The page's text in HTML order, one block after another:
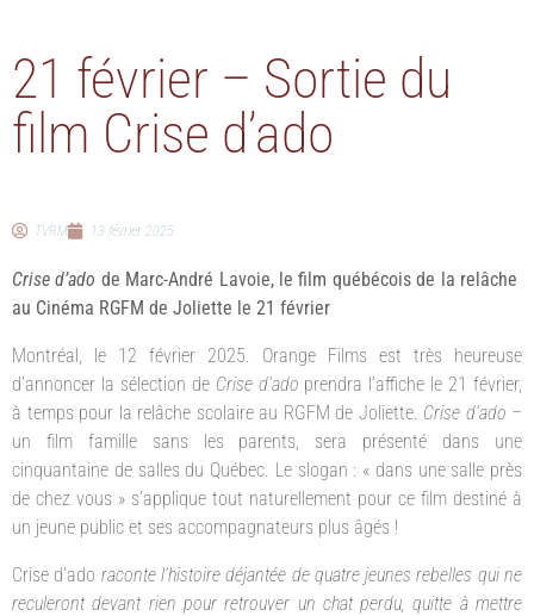
21 février – Sortie du
film Crise d’ado
TVRM 13 février 2025
Crise d’ado de Marc-André Lavoie, le film québécois de la relâche
au Cinéma RGFM de Joliette le 21 février
Montréal, le 12 février 2025. Orange Films est très heureuse
d’annoncer la sélection de Crise d’ado prendra l’affiche le 21 février,
à temps pour la relâche scolaire au RGFM de Joliette. Crise d’ado –
un film famille sans les parents, sera présenté dans une
cinquantaine de salles du Québec. Le slogan : « dans une salle près
de chez vous » s’applique tout naturellement pour ce film destiné à
un jeune public et ses accompagnateurs plus âgés !
Crise d’ado raconte l’histoire déjantée de quatre jeunes rebelles qui ne
reculeront devant rien pour retrouver un chat perdu, quitte à mettre